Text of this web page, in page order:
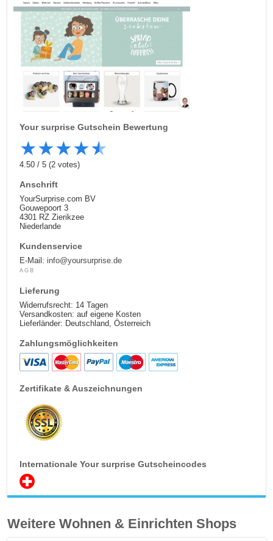
Your surprise Gutschein Bewertung
★★★★★
4.50/5 (2 votes)
Anschrift
YourSurprise.com BV
Gouwepoort 3
4301 RZ Zierikzee
Niederlande
Kundenservice
E-Mail:info@yoursurprise.de
AGB
Lieferung
Widerrufsrecht: 14 Tagen
Versandkosten: auf eigene Kosten
Lieferländer: Deutschland, Österreich
Zahlungsmöglichkeiten
Zertifikate & Auszeichnungen
Internationale Your surprise Gutscheincodes
Weitere Wohnen & Einrichten Shops